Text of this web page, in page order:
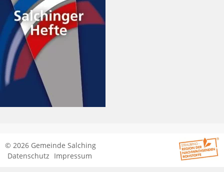
© 2026 Gemeinde Salching
Datenschutz Impressum